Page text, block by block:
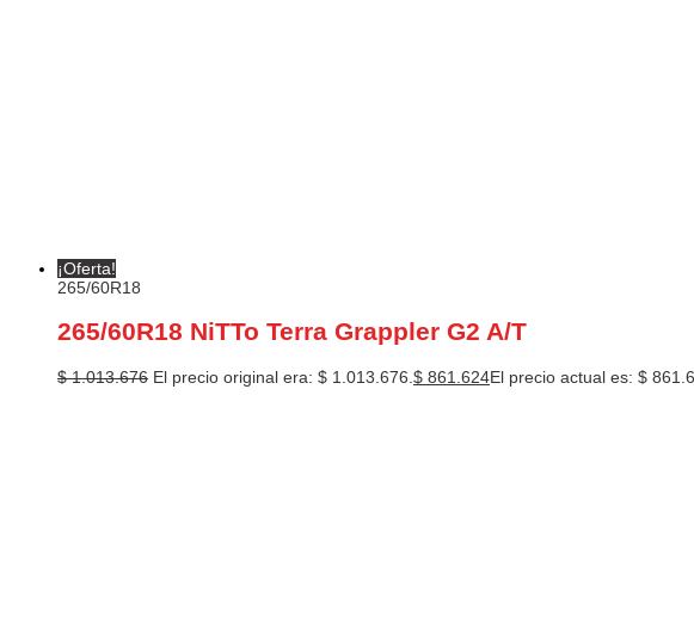
¡Oferta!
265/60R18
265/60R18 NiTTo Terra Grappler G2 A/T
$1.013.676 El precio original era: $ 1.013.676.$ 861.624El precio actual es: $